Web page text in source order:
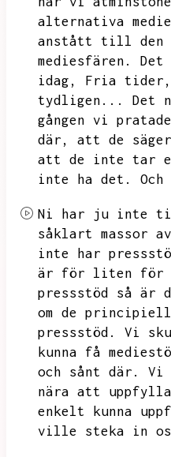
alternativa
anstått till den
mediesfären.
idag,
Fria tider,
tydligen...
Det
gången vi
där,
att de
att de inte tar
inte ha det.
Ni har ju inte
såklart massor
inte har
är för liten för
pressstöd så är
om de
pressstöd.
Vi
kunna få
och sånt där.
Vi
nära att
enkelt kunna
ville steka in